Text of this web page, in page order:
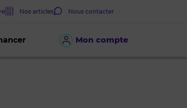
Mon compte
Nos articles Nous contacter